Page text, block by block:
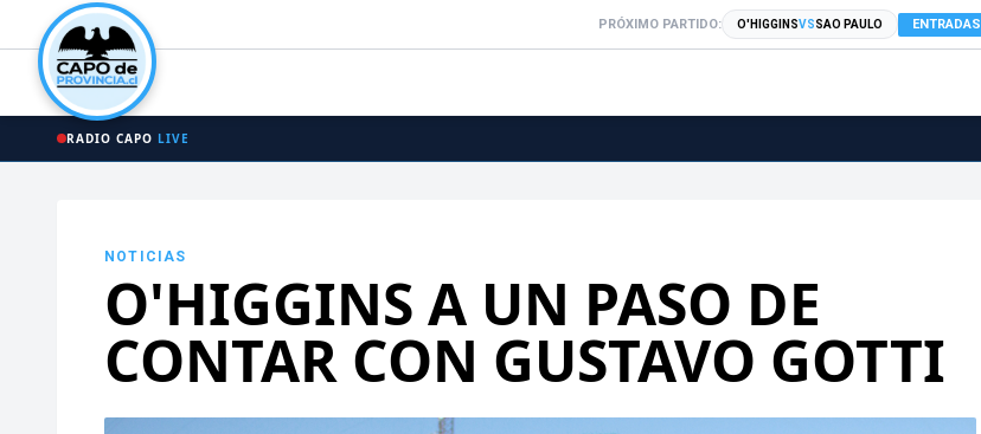
PRÓXIMO PARTIDO: O'HIGGINSVSSAO PAULO ENTRADAS
RADIO CAPO LIVE
NOTICIAS
O'HIGGINS A UN PASO DE
CONTAR CON GUSTAVO GOTTI